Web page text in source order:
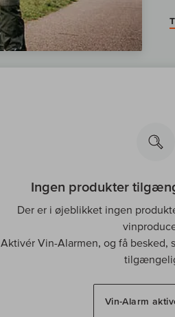
Ingen produkter
Der er i øjeblikket ingen
Aktivér Vin-Alarmen, og få besked,
Vin-Alarm